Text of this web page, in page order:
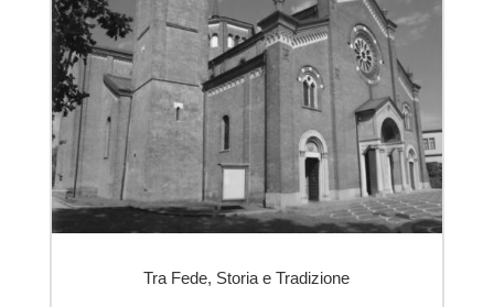
Tra Fede, Storia e Tradizione